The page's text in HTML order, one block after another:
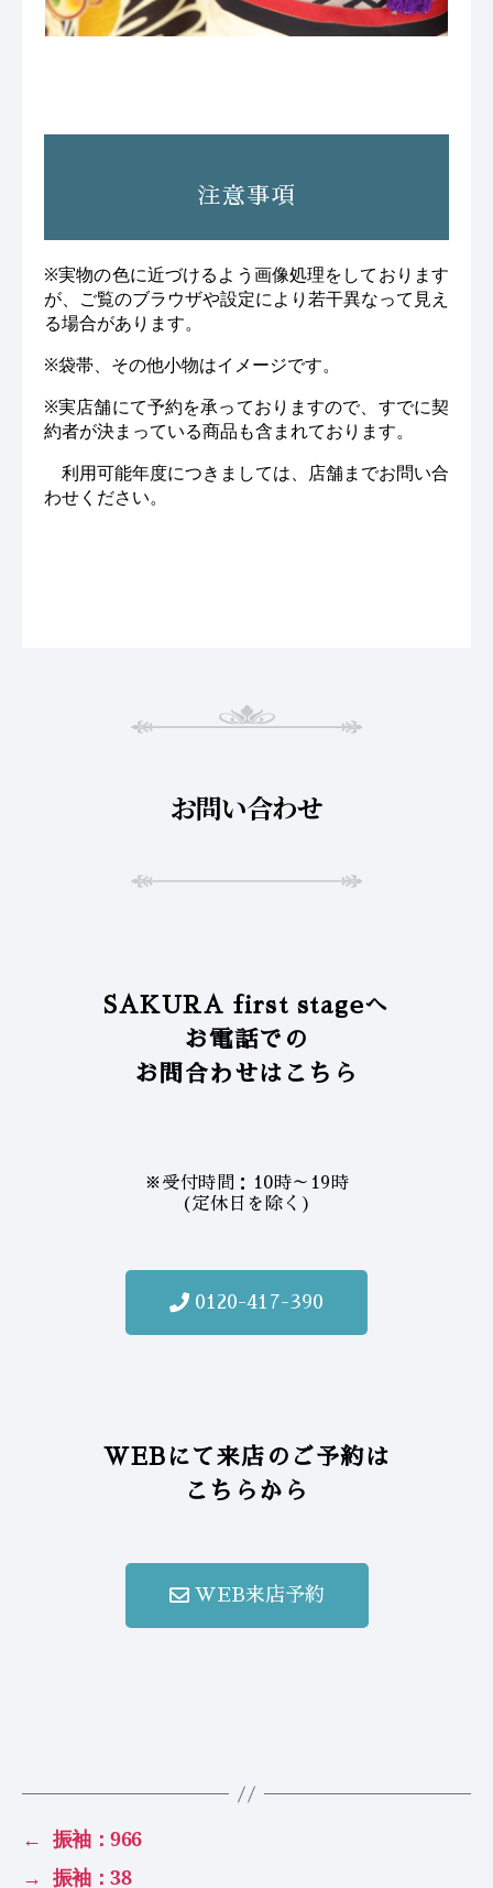
注意事項
※実物の色に近づけるよう画像処理をしております
が、ご覧のブラウザや設定により若干異なって見え
る場合があります。
※袋帯、その他小物はイメージです。
※実店舗にて予約を承っておりますので、すでに契
約者が決まっている商品も含まれております。
利用可能年度につきましては、店舗までお問い合
わせください。
お問い合わせ
SAKURA first stageへ
お電話での
お問合わせはこちら
※受付時間：10時～19時
(定休日を除く)
0120-417-390
WEBにて来店のご予約は
こちらから
WEB来店予約
← 振袖：966
→ 振袖：38